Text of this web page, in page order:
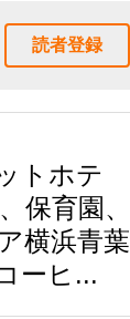
読者登録
トホテ
保育園、
横浜青葉
ーヒ...